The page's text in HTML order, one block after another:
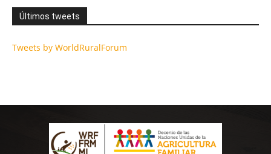
Últimos tweets
Tweets by WorldRuralForum